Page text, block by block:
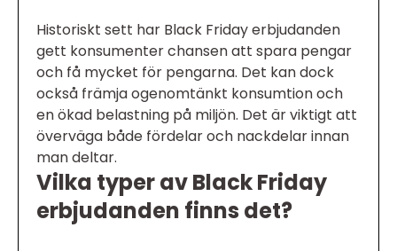
Historiskt sett har Black Friday erbjudanden
gett konsumenter chansen att spara pengar
och få mycket för pengarna. Det kan dock
också främja ogenomtänkt konsumtion och
en ökad belastning på miljön. Det är viktigt att
överväga både fördelar och nackdelar innan
man deltar.
Vilka typer av Black Friday
erbjudanden finns det?